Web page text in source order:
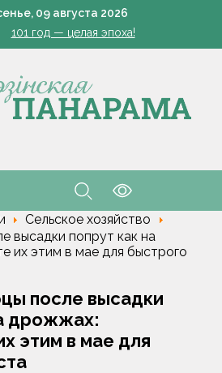
09 августа 2026
тысячники в «Здравушка-Агро»
101 год — целая эпоха!
ведро — и пустоцветов как не
проходит турслёт сотрудников ГКСЭ
тысячники в «Здравушка-Агро»
Сельское хозяйство
высадки попрут как на
их этим в мае для быстрого
после высадки
дрожжах:
этим в мае для